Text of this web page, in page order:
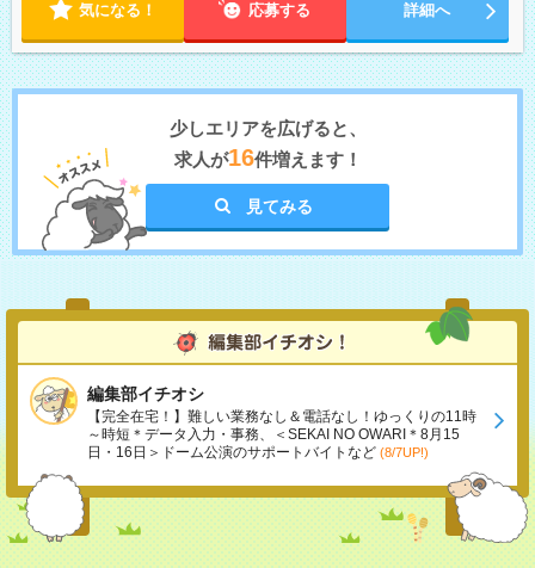
気になる！ 応募する 詳細へ
少しエリアを広げると、
求人が16件増えます！
見てみる
編集部イチオシ
【完全在宅！】難しい業務なし＆電話なし！ゆっくりの11時
～時短＊データ入力・事務、＜SEKAI NO OWARI＊8月15
日・16日＞ドーム公演のサポートバイトなど (8/7UP!)